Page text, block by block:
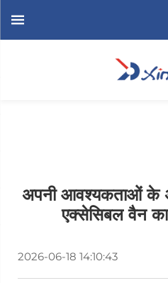
अपनी आवश्यकताओं के
एक्सेसिबल वैन
2026-06-18 14:10:43